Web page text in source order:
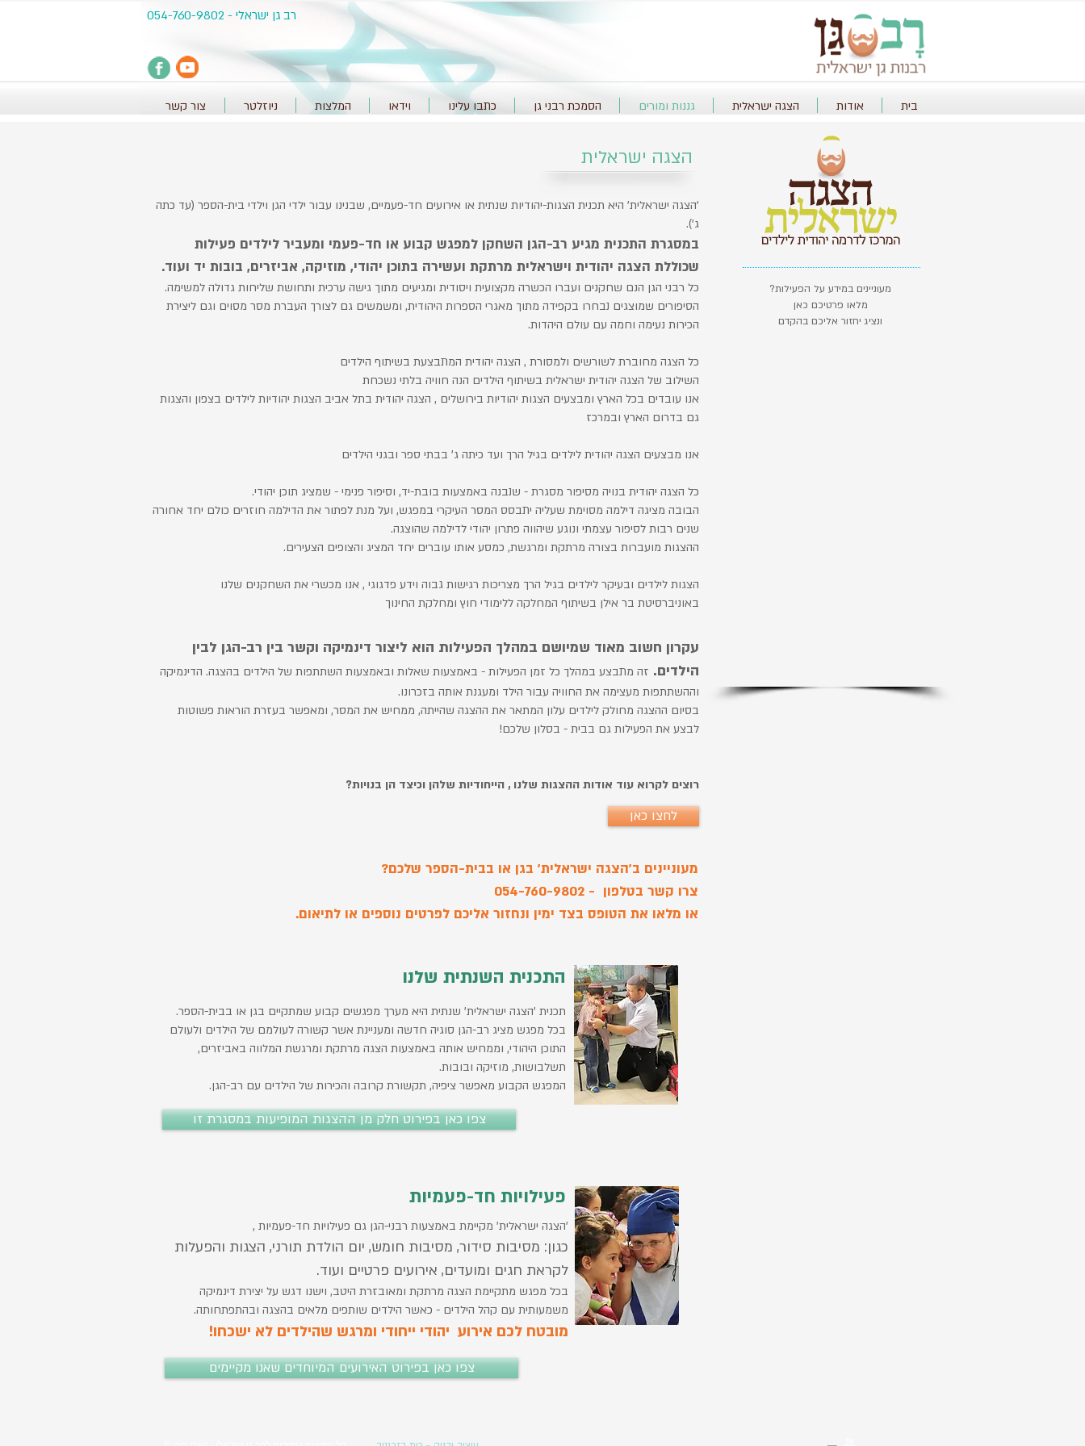
הצגה ישראלית
'הצגה ישראלית' היא תכנית הצגות-יהודיות שנתית או אירועים חד-פעמיים, שבנינו עבור ילדי הגן וילדי בית-הספר (עד כתה
ג').
במסגרת התכנית מגיע רב-הגן השחקן למפגש קבוע או חד-פעמי ומעביר לילדים פעילות
שכוללת הצגה יהודית וישראלית מרתקת ועשירה בתוכן יהודי, מוזיקה, אביזרים, בובות יד ועוד.
כל רבני הגן הנם שחקנים ועברו הכשרה מקצועית ויסודית ומגיעים מתוך גישה ערכית ותחושת שליחות גדולה למשימה.
הסיפורים שמוצגים נבחרו בקפידה מתוך מאגרי הספרות היהודית, ומשמשים גם לצורך העברת מסר מסוים וגם ליצירת
הכירות נעימה וחמה עם עולם היהדות.
כל הצגה מחוברת לשורשים ולמסורת , הצגה יהודית המתבצעת בשיתוף הילדים
השילוב של הצגה יהודית ישראלית בשיתוף הילדים הנה חוויה בלתי נשכחת
אנו עובדים בכל הארץ ומבצעים הצגות יהודיות בירושלים , הצגה יהודית בתל אביב הצגות יהודיות לילדים בצפון והצגות
גם בדרום הארץ ובמרכז
אנו מבצעים הצגה יהודית לילדים בגיל הרך ועד כיתה ג' בבתי ספר ובגני הילדים
כל הצגה יהודית בנויה מסיפור מסגרת - שנבנה באמצעות בובת-יד, וסיפור פנימי - שמציג תוכן יהודי.
הבובה מציגה דילמה מסוימת שעליה יתבסס המסר העיקרי במפגש, ועל מנת לפתור את הדילמה חוזרים כולם יחד אחורה
שנים רבות לסיפור עצמתי ונוגע שיהווה פתרון יהודי לדילמה שהוצגה.
ההצגות מועברות בצורה מרתקת ומרגשת, כמסע אותו עוברים יחד המציג והצופים הצעירים.
הצגות לילדים ובעיקר לילדים בגיל הרך מצריכות רגישות גבוה וידע פדגוגי , אנו מכשרי את השחקנים שלנו
באוניברסיטת בר אילן בשיתוף המחלקה ללימודי חוץ ומחלקת החינוך
עקרון חשוב מאוד שמיושם במהלך הפעילות הוא ליצור דינמיקה וקשר בין רב-הגן לבין
הילדים. זה מתבצע במהלך כל זמן הפעילות - באמצעות שאלות ובאמצעות השתתפות של הילדים בהצגה. הדינמיקה
וההשתתפות מעצימה את החוויה עבור הילד ומעגנת אותה בזכרונו.
בסיום ההצגה מחולק לילדים עלון המתאר את ההצגה שהייתה, ממחיש את המסר, ומאפשר בעזרת הוראות פשוטות
לבצע את הפעילות גם בבית - בסלון שלכם!
רוצים לקרוא עוד אודות ההצגות שלנו , הייחודיות שלהן וכיצד הן בנויות?
לחצו כאן
מעוניינים במידע על הפעילות?
מלאו פרטיכם כאן
ונציג יחזור אליכם בהקדם
מעוניינים ב'הצגה ישראלית' בגן או בבית-הספר שלכם?
צרו קשר בטלפון - 054-760-9802
או מלאו את הטופס בצד ימין ונחזור אליכם לפרטים נוספים או לתיאום.
התכנית השנתית שלנו
תכנית 'הצגה ישראלית' שנתית היא מערך מפגשים קבוע שמתקיים בגן או בבית-הספר.
בכל מפגש מציג רב-הגן סוגיה חדשה ומעניינת אשר קשורה לעולמם של הילדים ולעולם
התוכן היהודי, וממחיש אותה באמצעות הצגה מרתקת ומרגשת המלווה באביזרים,
תשלבושות, מוזיקה ובובות.
המפגש הקבוע מאפשר ציפיה, תקשורת קרובה והכירות של הילדים עם רב-הגן.
צפו כאן בפירוט חלק מן ההצגות המופיעות במסגרת זו
פעילויות חד-פעמיות
'הצגה ישראלית' מקיימת באמצעות רבני-הגן גם פעילויות חד-פעמיות ,
כגון: מסיבות סידור, מסיבות חומש, יום הולדת תורני, הצגות והפעלות
לקראת חגים ומועדים, אירועים פרטיים ועוד.
בכל מפגש מתקיימת הצגה מרתקת ומאובזרת היטב, וישנו דגש על יצירת דינמיקה
משמעותית עם קהל הילדים - כאשר הילדים שותפים מלאים בהצגה ובהתפתחותה.
מובטח לכם אירוע יהודי ייחודי ומרגש שהילדים לא ישכחו!
צפו כאן בפירוט האירועים המיוחדים שאנו מקיימים
צור קשר ניוזלטר המלצות וידאו כתבו עלינו הסמכת רבני גן גננות ומורים הצגה ישראלית אודות בית
רב גן ישראלי - 054-760-9802